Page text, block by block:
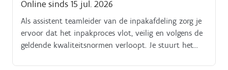
Online sinds 15 jul. 2026
Als assistent teamleider van de inpakafdeling zorg je
ervoor dat het inpakproces vlot, veilig en volgens de
geldende kwaliteitsnormen verloopt. Je stuurt het